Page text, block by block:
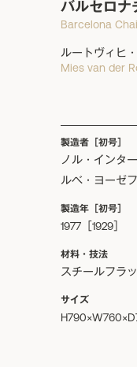
バルセロナ
Barcelona
ルートヴィヒ
Mies van der
製造者［初号］
ノル・インタ
ルべ・ヨーゼ
製造年［初号］
1977［1929］
材料・技法
スチールフラ
サイズ